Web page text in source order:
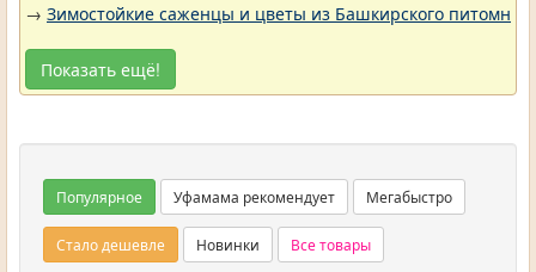
→ Зимостойкие саженцы и цветы из Башкирского
Показать ещё!
Популярное Уфамама рекомендует Мегабыстро
Стало дешевле Новинки Все товары